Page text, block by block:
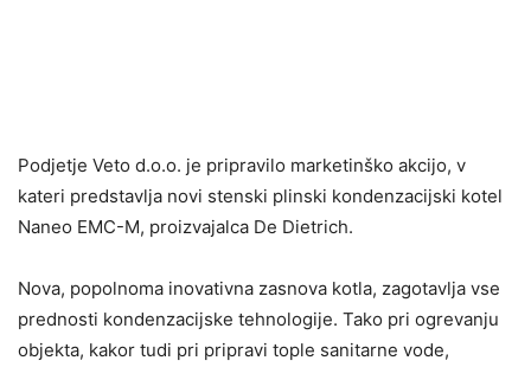
Podjetje Veto d.o.o. je pripravilo marketinško akcijo, v
kateri predstavlja novi stenski plinski kondenzacijski kotel
Naneo EMC-M, proizvajalca De Dietrich.
Nova, popolnoma inovativna zasnova kotla, zagotavlja vse
prednosti kondenzacijske tehnologije. Tako pri ogrevanju
objekta, kakor tudi pri pripravi tople sanitarne vode,